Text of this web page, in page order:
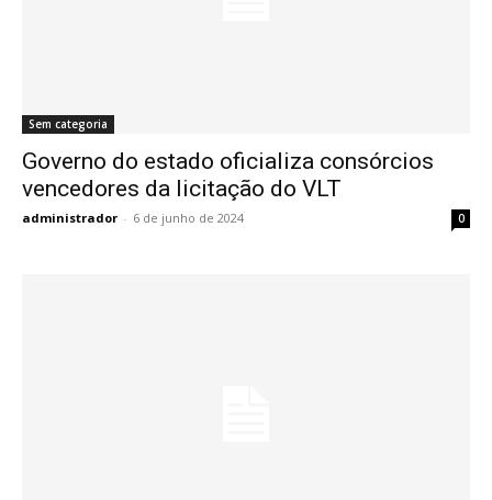
Sem categoria
Governo do estado oficializa consórcios
vencedores da licitação do VLT
administrador - 6 de junho de 2024 0